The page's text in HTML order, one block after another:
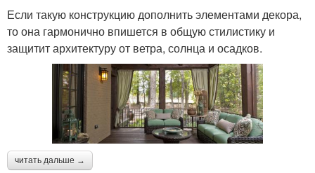
Если такую конструкцию дополнить элементами декора,
то она гармонично впишется в общую стилистику и
защитит архитектуру от ветра, солнца и осадков.
читать дальше →